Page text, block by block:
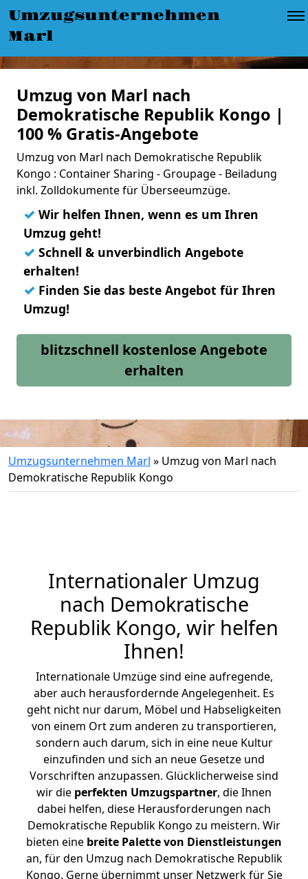
Umzugsunternehmen
Marl
Umzug von Marl nach
Demokratische Republik Kongo |
100 % Gratis-Angebote
Umzug von Marl nach Demokratische Republik
Kongo : Container Sharing - Groupage - Beiladung
inkl. Zolldokumente für Überseeumzüge.
✓ Wir helfen Ihnen, wenn es um Ihren
Umzug geht!
✓ Schnell & unverbindlich Angebote
erhalten!
✓ Finden Sie das beste Angebot für Ihren
Umzug!
blitzschnell kostenlose Angebote
erhalten
Umzugsunternehmen Marl » Umzug von Marl nach
Demokratische Republik Kongo
Internationaler Umzug
nach Demokratische
Republik Kongo, wir helfen
Ihnen!
Internationale Umzüge sind eine aufregende,
aber auch herausfordernde Angelegenheit. Es
geht nicht nur darum, Möbel und Habseligkeiten
von einem Ort zum anderen zu transportieren,
sondern auch darum, sich in eine neue Kultur
einzufinden und sich an neue Gesetze und
Vorschriften anzupassen. Glücklicherweise sind
wir die perfekten Umzugspartner, die Ihnen
dabei helfen, diese Herausforderungen nach
Demokratische Republik Kongo zu meistern. Wir
bieten eine breite Palette von Dienstleistungen
an, für den Umzug nach Demokratische Republik
Kongo. Gerne übernimmt unser Netzwerk für Sie